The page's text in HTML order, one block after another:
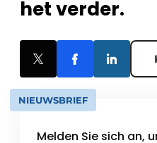
het verder.
NIEUWSBRIEF
Melden Sie sich an,